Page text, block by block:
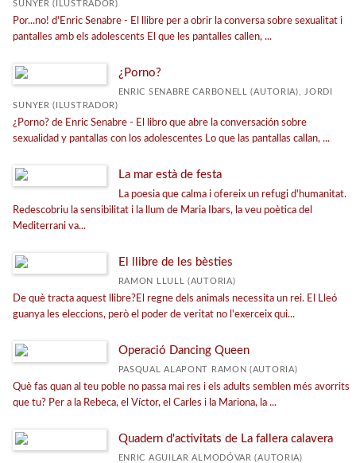
SUNYER (ILUSTRADOR)
Por...no! d'Enric Senabre - El llibre per a obrir la conversa sobre sexualitat i
pantalles amb els adolescents El que les pantalles callen, ...
¿Porno?
ENRIC SENABRE CARBONELL (AUTORIA), JORDI
SUNYER (ILUSTRADOR)
¿Porno? de Enric Senabre - El libro que abre la conversación sobre
sexualidad y pantallas con los adolescentes Lo que las pantallas callan, ...
La mar està de festa
La poesia que calma i ofereix un refugi d'humanitat.
Redescobriu la sensibilitat i la llum de Maria Ibars, la veu poètica del
Mediterrani va...
El llibre de les bèsties
RAMON LLULL (AUTORIA)
De què tracta aquest llibre?El regne dels animals necessita un rei. El Lleó
guanya les eleccions, però el poder de veritat no l'exerceix qui...
Operació Dancing Queen
PASQUAL ALAPONT RAMON (AUTORIA)
Què fas quan al teu poble no passa mai res i els adults semblen més avorrits
que tu? Per a la Rebeca, el Víctor, el Carles i la Mariona, la ...
Quadern d'activitats de La fallera calavera
ENRIC AGUILAR ALMODÓVAR (AUTORIA)